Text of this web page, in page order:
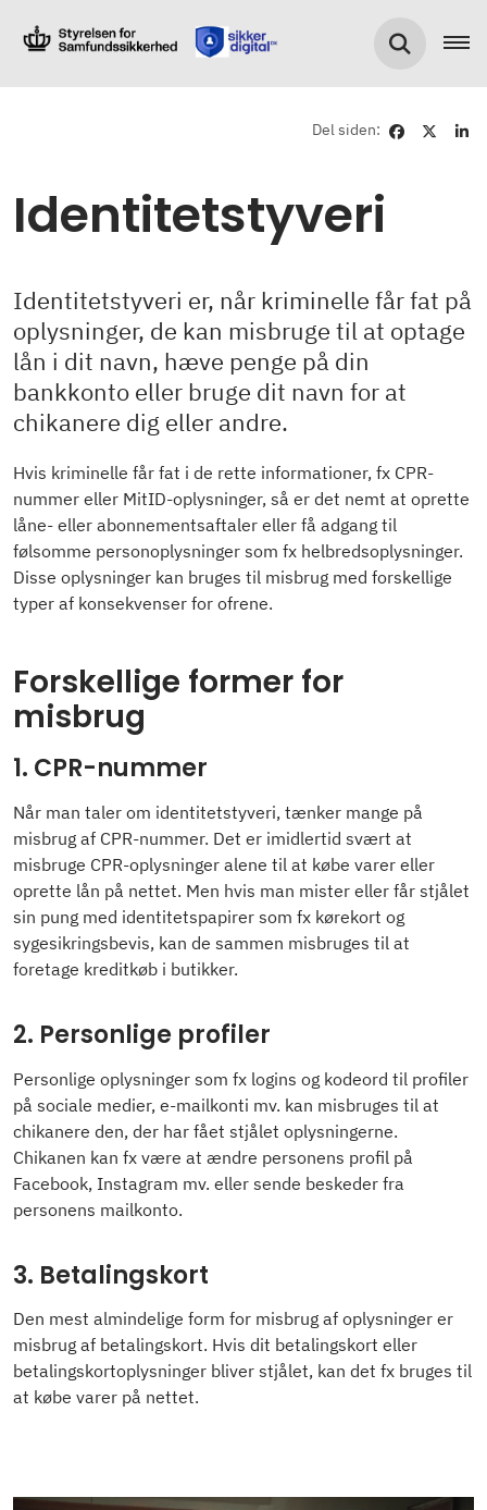
Del siden:
Identitetstyveri
Identitetstyveri er, når kriminelle får fat på
oplysninger, de kan misbruge til at optage
lån i dit navn, hæve penge på din
bankkonto eller bruge dit navn for at
chikanere dig eller andre.
Hvis kriminelle får fat i de rette informationer, fx CPR-
nummer eller MitID-oplysninger, så er det nemt at oprette
låne- eller abonnementsaftaler eller få adgang til
følsomme personoplysninger som fx helbredsoplysninger.
Disse oplysninger kan bruges til misbrug med forskellige
typer af konsekvenser for ofrene.
Forskellige former for
misbrug
1. CPR-nummer
Når man taler om identitetstyveri, tænker mange på
misbrug af CPR-nummer. Det er imidlertid svært at
misbruge CPR-oplysninger alene til at købe varer eller
oprette lån på nettet. Men hvis man mister eller får stjålet
sin pung med identitetspapirer som fx kørekort og
sygesikringsbevis, kan de sammen misbruges til at
foretage kreditkøb i butikker.
2. Personlige profiler
Personlige oplysninger som fx logins og kodeord til profiler
på sociale medier, e-mailkonti mv. kan misbruges til at
chikanere den, der har fået stjålet oplysningerne.
Chikanen kan fx være at ændre personens profil på
Facebook, Instagram mv. eller sende beskeder fra
personens mailkonto.
3. Betalingskort
Den mest almindelige form for misbrug af oplysninger er
misbrug af betalingskort. Hvis dit betalingskort eller
betalingskortoplysninger bliver stjålet, kan det fx bruges til
at købe varer på nettet.